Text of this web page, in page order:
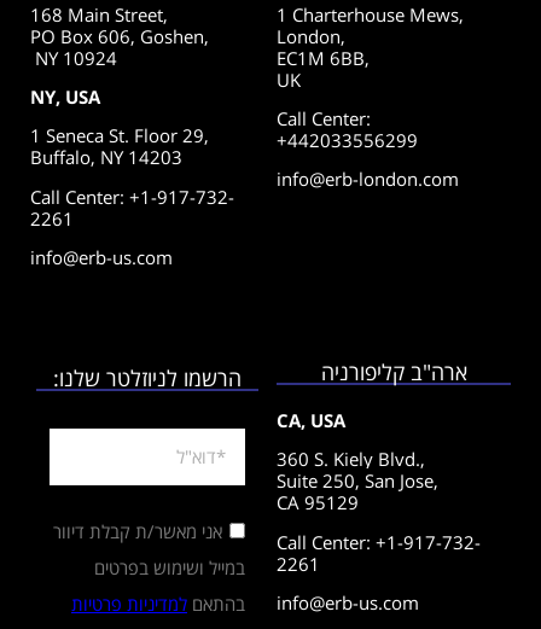
1 Charterhouse Mews,
London,
EC1M 6BB,
UK
Call Center:
+442033556299
info@erb-london.com
168 Main Street,
PO Box 606, Goshen,
NY 10924
NY, USA
1 Seneca St. Floor 29,
Buffalo, NY 14203
Call Center: +1-917-732-
2261
info@erb-us.com
ארה"ב קליפורניה
CA, USA
360 S. Kiely Blvd.,
Suite 250, San Jose,
CA 95129
Call Center: +1-917-732-
2261
info@erb-us.com
הרשמו לניוזלטר שלנו:
אני מאשר/ת קבלת דיוור
במייל ושימוש בפרטים
בהתאם למדיניות פרטיות